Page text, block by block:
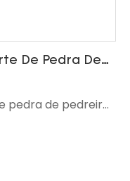
De Pedra De
pedra de pedreira